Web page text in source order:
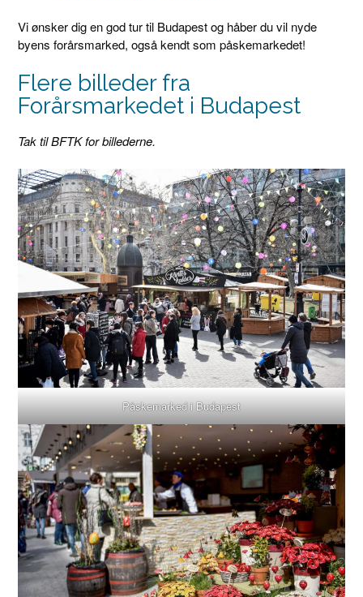
Vi ønsker dig en god tur til Budapest og håber du vil nyde
byens forårsmarked, også kendt som påskemarkedet!
Flere billeder fra
Forårsmarkedet i Budapest
Tak til BFTK for billederne.
Påskemarked i Budapest